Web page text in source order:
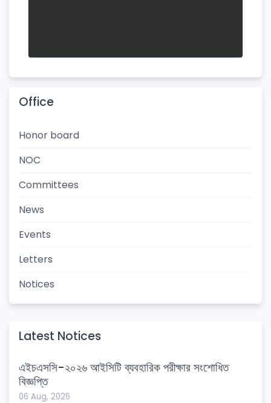
Office
Honor board
NOC
Committees
News
Events
Letters
Notices
Latest Notices
এইচএসসি-২০২৬ আইসিটি ব্যবহারিক পরীক্ষার সংশোধিত
বিজ্ঞপ্তি
06 Aug, 2026